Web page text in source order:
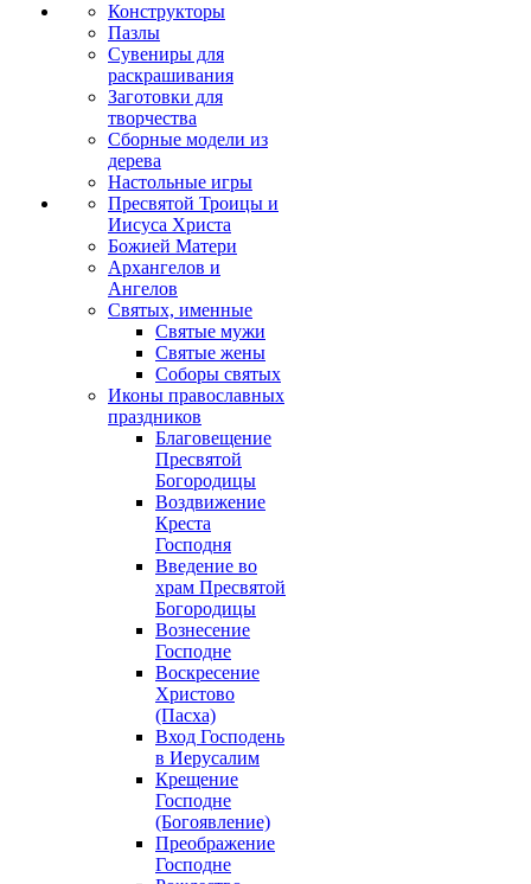
Конструкторы
Пазлы
Сувениры для
раскрашивания
Заготовки для
творчества
Сборные модели из
дерева
Настольные игры
Пресвятой Троицы и
Иисуса Христа
Божией Матери
Архангелов и
Ангелов
Святых, именные
Святые мужи
Святые жены
Соборы святых
Иконы православных
праздников
Благовещение
Пресвятой
Богородицы
Воздвижение
Креста
Господня
Введение во
храм Пресвятой
Богородицы
Вознесение
Господне
Воскресение
Христово
(Пасха)
Вход Господень
в Иерусалим
Крещение
Господне
(Богоявление)
Преображение
Господне